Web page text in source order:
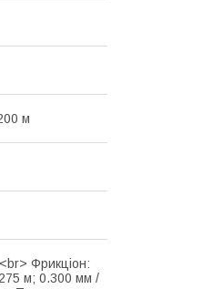
м
Фрикціон:
м; 0.300 мм /